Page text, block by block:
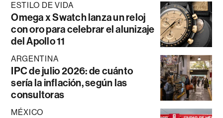
ESTILO DE VIDA
Omega x Swatch lanza un reloj
con oro para celebrar el alunizaje
del Apollo 11
ARGENTINA
IPC de julio 2026: de cuánto
sería la inflación, según las
consultoras
MÉXICO